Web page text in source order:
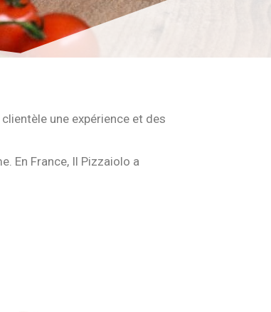
une expérience et des
En France, Il Pizzaiolo a